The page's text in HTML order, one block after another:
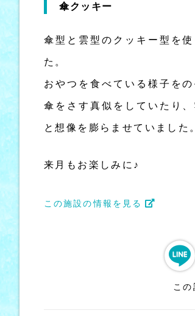
傘クッキー
傘型と雲型のクッキー型を
た。
おやつを食べている様子を
傘をさす真似をしていたり
と想像を膨らませていました
来月もお楽しみに♪
この施設の情報を見る
こ